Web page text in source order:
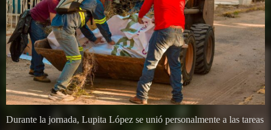
Durante la jornada, Lupita López se unió personalmente a las tareas